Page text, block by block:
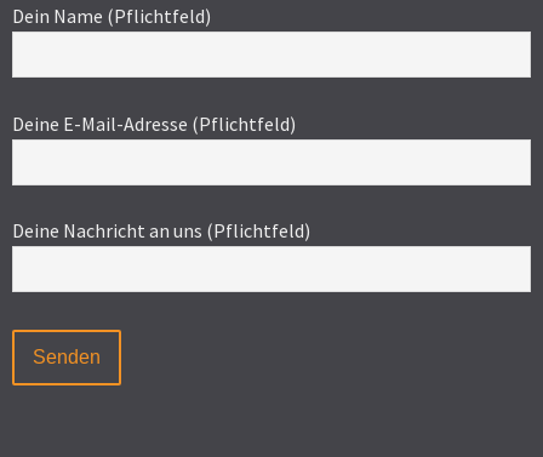
Dein Name (Pflichtfeld)
Deine E-Mail-Adresse (Pflichtfeld)
Deine Nachricht an uns (Pflichtfeld)